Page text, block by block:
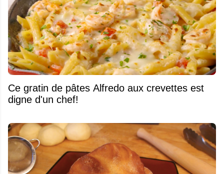
Ce gratin de pâtes Alfredo aux crevettes est
digne d'un chef!